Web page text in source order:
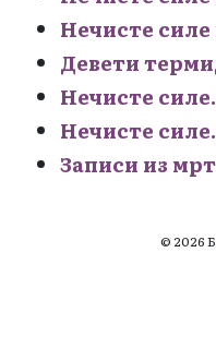
Нечисте силе
Девети
Нечисте
Нечисте
Записи из
© 2026